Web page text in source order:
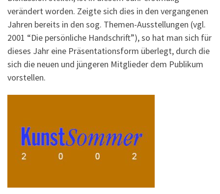
verändert worden. Zeigte sich dies in den vergangenen
Jahren bereits in den sog. Themen-Ausstellungen (vgl.
2001 “Die persönliche Handschrift”), so hat man sich für
dieses Jahr eine Präsentationsform überlegt, durch die
sich die neuen und jüngeren Mitglieder dem Publikum
vorstellen.